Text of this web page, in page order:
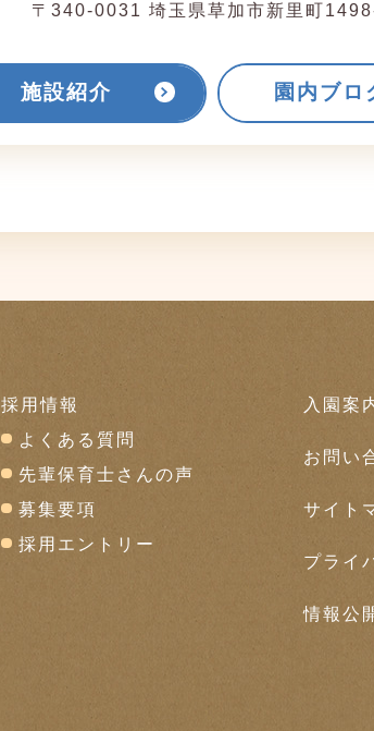
〒340-0031 埼玉県草加市新里町
施設紹介 園内ブロ
採用情報
よくある質問
先輩保育士さんの声
募集要項
採用エントリー
入園案
お問い
サイト
プライ
情報公